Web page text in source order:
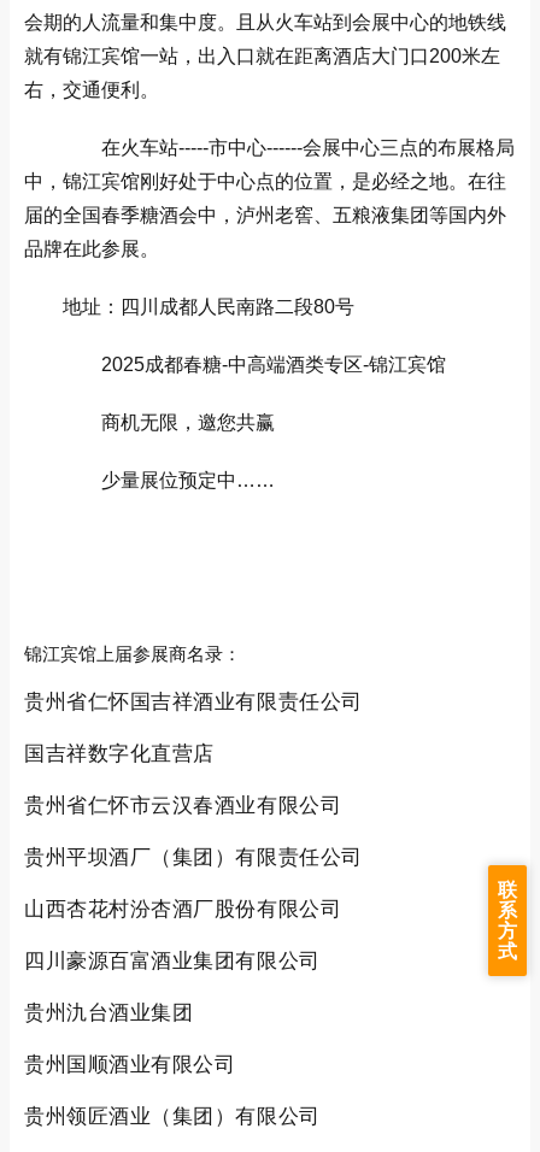
会期的人流量和集中度。且从火车站到会展中心的地铁线
就有锦江宾馆一站，出入口就在距离酒店大门口200米左
右，交通便利。
在火车站-----市中心------会展中心三点的布展格局
中，锦江宾馆刚好处于中心点的位置，是必经之地。在往
届的全国春季糖酒会中，泸州老窖、五粮液集团等国内外
品牌在此参展。
地址：四川成都人民南路二段80号
2025成都春糖-中高端酒类专区-锦江宾馆
商机无限，邀您共赢
少量展位预定中……
锦江宾馆上届参展商名录：
贵州省仁怀国吉祥酒业有限责任公司
国吉祥数字化直营店
贵州省仁怀市云汉春酒业有限公司
贵州平坝酒厂（集团）有限责任公司
山西杏花村汾杏酒厂股份有限公司
四川豪源百富酒业集团有限公司
贵州氿台酒业集团
贵州国顺酒业有限公司
贵州领匠酒业（集团）有限公司
联
系
方
式